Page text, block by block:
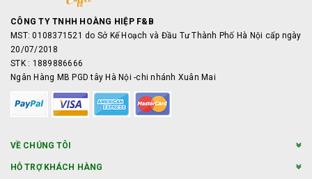
CÔNG TY TNHH HOÀNG HIỆP F&B
MST: 0108371521 do Sở Kế Hoạch và Đầu Tư Thành Phố Hà Nội cấp ngày
20/07/2018
STK : 1889886666
Ngân Hàng MB PGD tây Hà Nội -chi nhánh Xuân Mai
VỀ CHÚNG TÔI
HỖ TRỢ KHÁCH HÀNG